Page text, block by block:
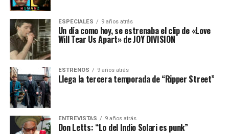
ESPECIALES 9 años atrás
Un día como hoy, se estrenaba el clip de «Love
Will Tear Us Apart» de JOY DIVISION
ESTRENOS 9 años atrás
Llega la tercera temporada de “Ripper Street”
ENTREVISTAS 9 años atrás
Don Letts: “Lo del Indio Solari es punk”